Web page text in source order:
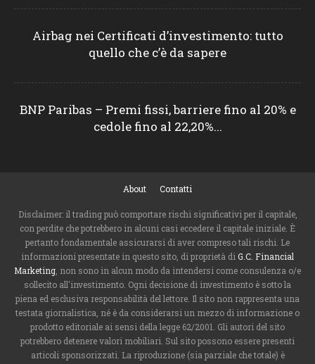
Airbag nei Certificati d’investimento: tutto
quello che c’è da sapere
BNP Paribas – Premi fissi, barriere fino al 20% e
cedole fino al 22,20%...
About Contatti
Disclaimer: il trading può comportare rischi significativi per il capitale,
con perdite che potrebbero in alcuni casi eccedere il capitale iniziale. È
pertanto fondamentale assicurarsi di aver compreso tali rischi. Le
informazioni presentate in questo sito, di proprietà diG.C. Financial
Marketing, non sono in alcun modo da intendersi come consulenza o/e
sollecito all'investimento. Ogni decisione di investimento è sotto la
piena ed esclusiva responsabilità del lettore. Il sito non rappresenta una
testata giornalistica, né è da considerarsi un mezzo di informazione o
prodotto editoriale ai sensi della legge 62/2001. Gli autori del sito
potrebbero detenere valori mobiliari. Sul sito possono essere presenti
articoli sponsorizzati. La riproduzione (sia parziale che totale) è